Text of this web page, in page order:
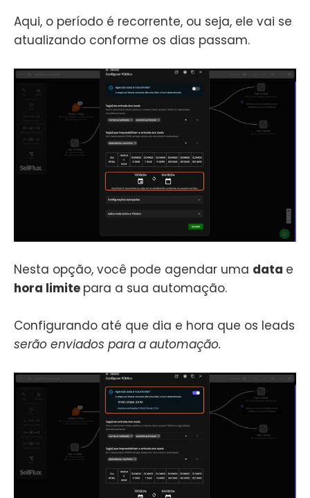
Aqui, o período é recorrente, ou seja, ele vai se
atualizando conforme os dias passam.
Nesta opção, você pode agendar uma data e
hora limite para a sua automação.
Configurando até que dia e hora que os leads
serão enviados para a automação.